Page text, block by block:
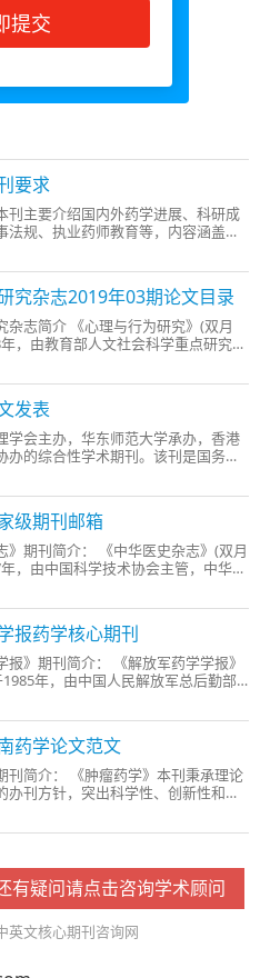
提交
要求
刊主要介绍国内外药学进展、科研成
法规、执业药师教育等，内容涵盖药
药学、药学教育等。本刊办刊的特点
结合，以提高为主;理论与实践相结
究杂志2019年03期论文目录
杂志简介 《心理与行为研究》(双月
，由教育部人文社会科学重点研究基
宗旨强调心理学基础理论研究与应用
心理学研究成果解决现实问题，提高
发表
学会主办，华东师范大学承办，香港
办的综合性学术期刊。该刊是国务院
和最新进展。理论密切联系实际，被
索机构收录，并收入于美国心理学会
级期刊邮箱
》期刊简介： 《中华医史杂志》(双月
，由中国科学技术协会主管，中华医
史学专业学术期刊。 办刊宗旨： 《中
中国唯一的医史学专业学术期刊，是
报药学核心期刊
报》期刊简介： 《解放军药学学报》
年，由中国人民解放军总后勤部
药学学报》编辑委员会编辑，向国内
刊宗旨： 《解放军药学学报》主要报
药学论文范文
刊简介： 《肿瘤药学》本刊秉承理论
办刊方针，突出科学性、创新性和实
综述、循证医学、中医中药、药事管
有疑问请点击咨询学术顾问
文核心期刊咨询网